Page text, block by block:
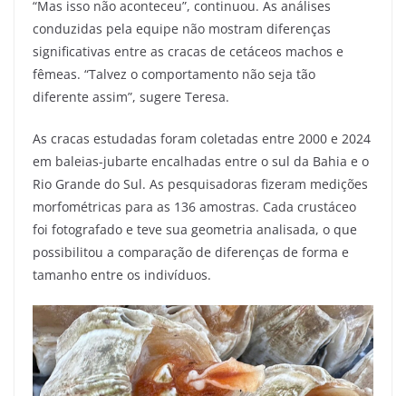
“Mas isso não aconteceu”, continuou. As análises
conduzidas pela equipe não mostram diferenças
significativas entre as cracas de cetáceos machos e
fêmeas. “Talvez o comportamento não seja tão
diferente assim”, sugere Teresa.
As cracas estudadas foram coletadas entre 2000 e 2024
em baleias-jubarte encalhadas entre o sul da Bahia e o
Rio Grande do Sul. As pesquisadoras fizeram medições
morfométricas para as 136 amostras. Cada crustáceo
foi fotografado e teve sua geometria analisada, o que
possibilitou a comparação de diferenças de forma e
tamanho entre os indivíduos.